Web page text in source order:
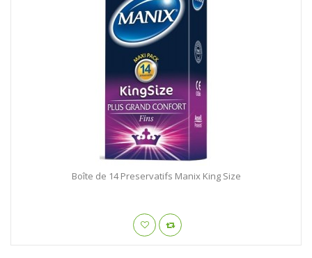
Boîte de 14 Preservatifs Manix King Size